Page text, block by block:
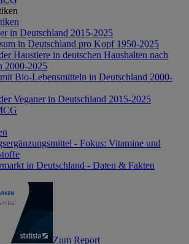
in Deutschland 2015-2025
in Deutschland pro Kopf 1950-2025
Haustiere in deutschen Haushalten nach
2000-2025
Bio-Lebensmitteln in Deutschland 2000-
Veganer in Deutschland 2015-2025
- Fokus: Vitamine und
in Deutschland - Daten & Fakten
Zum Report